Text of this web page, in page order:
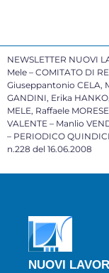
NEWSLETTER NUOVI
Mele – COMITATO DI
Giuseppantonio CELA,
GANDINI, Erika
MELE, Raffaele
VALENTE – Manlio
– PERIODICO
n.228 del 16.06.2008
NUOVI LAVORI